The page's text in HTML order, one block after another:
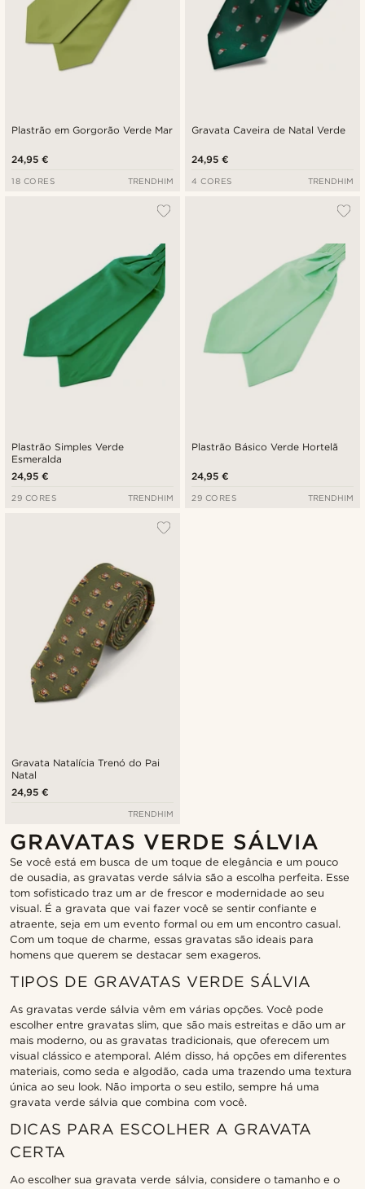
Plastrão em Gorgorão Verde Mar
24,95 €
18 CORES TRENDHIM
Gravata Caveira de Natal Verde
24,95 €
4 CORES TRENDHIM
Plastrão Simples Verde
Esmeralda
24,95 €
29 CORES TRENDHIM
Plastrão Básico Verde Hortelã
24,95 €
29 CORES TRENDHIM
Gravata Natalícia Trenó do Pai
Natal
24,95 €
TRENDHIM
GRAVATAS VERDE SÁLVIA
Se você está em busca de um toque de elegância e um pouco
de ousadia, as gravatas verde sálvia são a escolha perfeita. Esse
tom sofisticado traz um ar de frescor e modernidade ao seu
visual. É a gravata que vai fazer você se sentir confiante e
atraente, seja em um evento formal ou em um encontro casual.
Com um toque de charme, essas gravatas são ideais para
homens que querem se destacar sem exageros.
TIPOS DE GRAVATAS VERDE SÁLVIA
As gravatas verde sálvia vêm em várias opções. Você pode
escolher entre gravatas slim, que são mais estreitas e dão um ar
mais moderno, ou as gravatas tradicionais, que oferecem um
visual clássico e atemporal. Além disso, há opções em diferentes
materiais, como seda e algodão, cada uma trazendo uma textura
única ao seu look. Não importa o seu estilo, sempre há uma
gravata verde sálvia que combina com você.
DICAS PARA ESCOLHER A GRAVATA
CERTA
Ao escolher sua gravata verde sálvia, considere o tamanho e o